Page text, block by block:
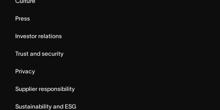
Press
Investor relations
Trust and security
Privacy
Supplier responsibility
Sustainability and ESG